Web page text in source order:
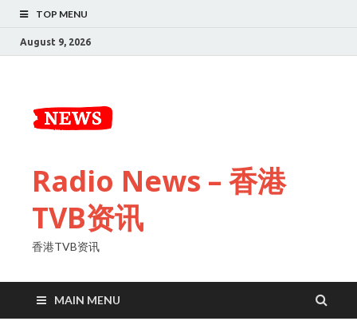
TOP MENU
August 9, 2026
Radio News – 香港
TVB资讯
香港TVB资讯
MAIN MENU